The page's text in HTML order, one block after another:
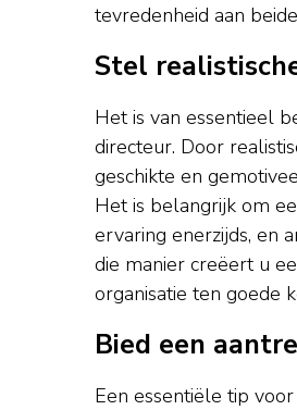
tevredenheid aan
Stel
Het is van essentieel
directeur. Door
geschikte en
Het is belangrijk om
ervaring enerzijds, en
die manier creëert u
organisatie ten goede
Bied een
Een essentiële tip